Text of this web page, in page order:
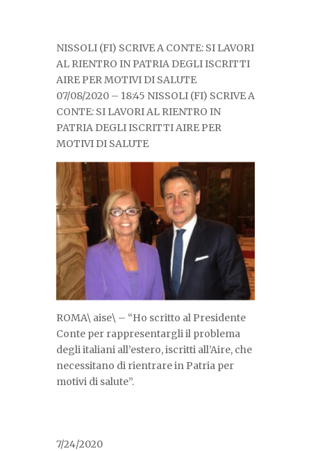
NISSOLI (FI) SCRIVE A CONTE: SI LAVORI
AL RIENTRO IN PATRIA DEGLI ISCRITTI
AIRE PER MOTIVI DI SALUTE
07/08/2020 – 18:45 NISSOLI (FI) SCRIVE A
CONTE: SI LAVORI AL RIENTRO IN
PATRIA DEGLI ISCRITTI AIRE PER
MOTIVI DI SALUTE
ROMA\ aise\ – “Ho scritto al Presidente
Conte per rappresentargli il problema
degli italiani all’estero, iscritti all’Aire, che
necessitano di rientrare in Patria per
motivi di salute”.
7/24/2020